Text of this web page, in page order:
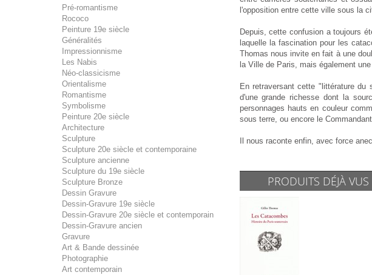
Pré-romantisme
Rococo
Peinture 19e siècle
Généralités
Impressionnisme
Les Nabis
Néo-classicisme
Orientalisme
Romantisme
Symbolisme
Peinture 20e siècle
Architecture
Sculpture
Sculpture 20e siècle et contemporaine
Sculpture ancienne
Sculpture du 19e siècle
Sculpture Bronze
Dessin Gravure
Dessin-Gravure 19e siècle
Dessin-Gravure 20e siècle et contemporain
Dessin-Gravure ancien
Gravure
Art & Bande dessinée
Photographie
Art contemporain
l'opposition entre cette ville sous la
Depuis, cette confusion a toujours
laquelle la fascination pour les
Thomas nous invite en fait à une
la Ville de Paris, mais également
En retraversant cette "littérature
d'une grande richesse dont la
personnages hauts en couleur
sous terre, ou encore le
Il nous raconte enfin, avec force
PRODUITS DÉJÀ VUS